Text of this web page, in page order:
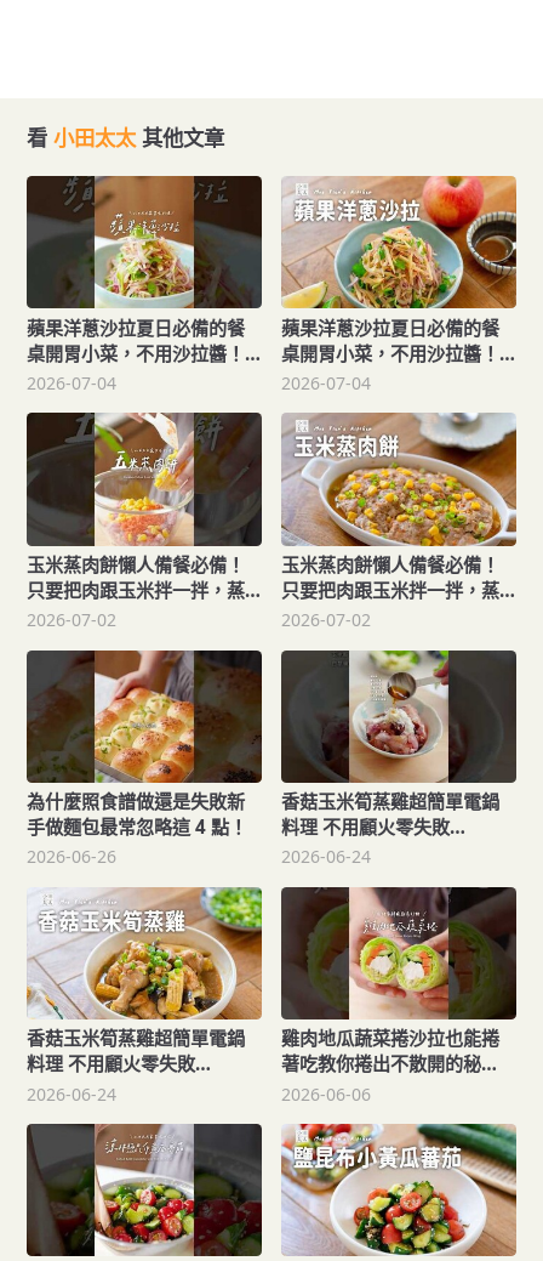
看 小田太太 其他文章
蘋果洋蔥沙拉夏日必備的餐
桌開胃小菜，不用沙拉醬！
用蘋果果香取代重油調味
2026-07-04
蘋果洋蔥沙拉夏日必備的餐
桌開胃小菜，不用沙拉醬！
用蘋果果香取代重油調味
2026-07-04
玉米蒸肉餅懶人備餐必備！
只要把肉跟玉米拌一拌，蒸
出一盤鮮香四溢的家常菜
Patty
2026-07-02
玉米蒸肉餅懶人備餐必備！
只要把肉跟玉米拌一拌，蒸
出一盤鮮香四溢的家常菜
2026-07-02
為什麼照食譜做還是失敗新
手做麵包最常忽略這 4 點！
2026-06-26
香菇玉米筍蒸雞超簡單電鍋
料理 不用顧火零失敗
Steamed Chicken with
2026-06-24
香菇玉米筍蒸雞超簡單電鍋
料理 不用顧火零失敗
Steamed Chicken with
2026-06-24
雞肉地瓜蔬菜捲沙拉也能捲
著吃教你捲出不散開的秘
密，美味好上手！
2026-06-06